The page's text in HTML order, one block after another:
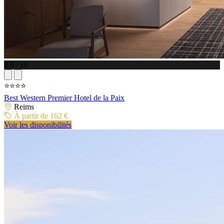
8.9 / 10
⭐⭐⭐⭐
Best Western Premier Hotel de la Paix
Reims
À partir de 162 €
Voir les disponibilités